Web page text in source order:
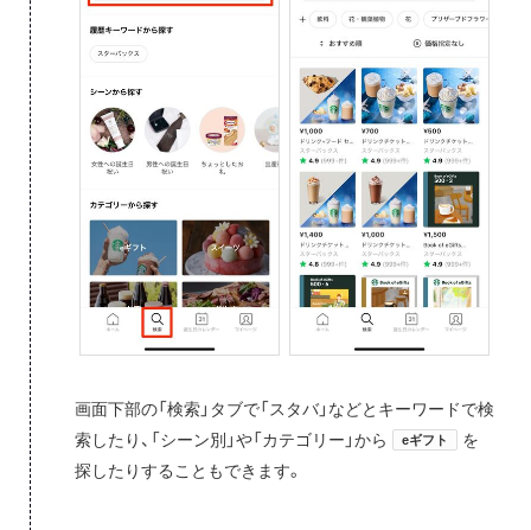
画面下部の「検索」タブで「スタバ」などとキーワードで検
索したり、「シーン別」や「カテゴリー」から
eギフト
を
探したりすることもできます。